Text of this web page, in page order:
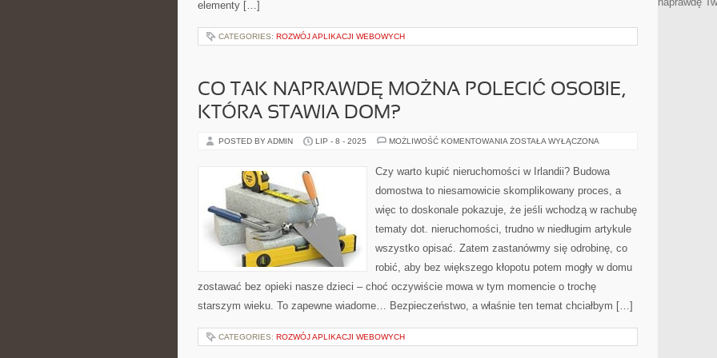
elementy […]
CATEGORIES: ROZWÓJ APLIKACJI WEBOWYCH
CO TAK NAPRAWDĘ MOŻNA POLECIĆ OSOBIE,
KTÓRA STAWIA DOM?
POSTED BY ADMIN LIP - 8 - 2025 MOŻLIWOŚĆ KOMENTOWANIA CO
MOŻNA
POLECIĆ
KTÓRA
DOM?
ZOSTAŁA WYŁĄCZONA
Czy warto kupić nieruchomości w Irlandii? Budowa
domostwa to niesamowicie skomplikowany proces, a
więc to doskonale pokazuje, że jeśli wchodzą w rachubę
tematy dot. nieruchomości, trudno w niedługim artykule
wszystko opisać. Zatem zastanówmy się odrobinę, co
robić, aby bez większego kłopotu potem mogły w domu
zostawać bez opieki nasze dzieci – choć oczywiście mowa w tym momencie o trochę
starszym wieku. To zapewne wiadome… Bezpieczeństwo, a właśnie ten temat chciałbym […]
CATEGORIES: ROZWÓJ APLIKACJI WEBOWYCH